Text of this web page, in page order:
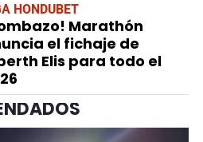
HONDUBET
Marathón
el fichaje de
Elis para todo el